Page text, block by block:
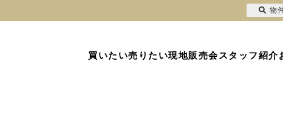
買いたい売りたい現地販売会スタッフ紹介
物